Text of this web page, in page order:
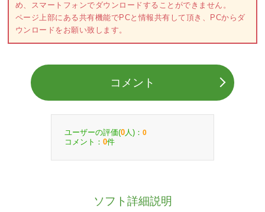
め、スマートフォンでダウンロードすることができません。
ページ上部にある共有機能でPCと情報共有して頂き、PCからダ
ウンロードをお願い致します。
コメント
ユーザーの評価(0 人)： 0
コメント： 0件
ソフト詳細説明